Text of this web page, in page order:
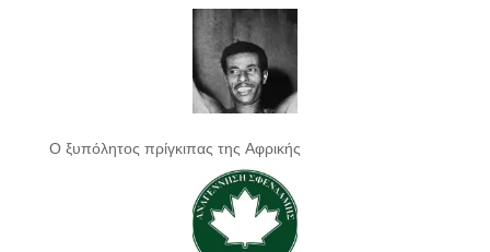
Ο ξυπόλητος πρίγκιπας της Αφρικής